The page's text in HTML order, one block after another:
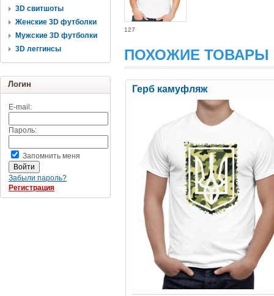
3D свитшоты
Женские 3D футболки
Мужские 3D футболки
3D леггинсы
Логин
E-mail:
Пароль:
Запомнить меня
Забыли пароль?
Регистрация
127
ПОХОЖИЕ ТОВАРЫ
Герб камуфляж